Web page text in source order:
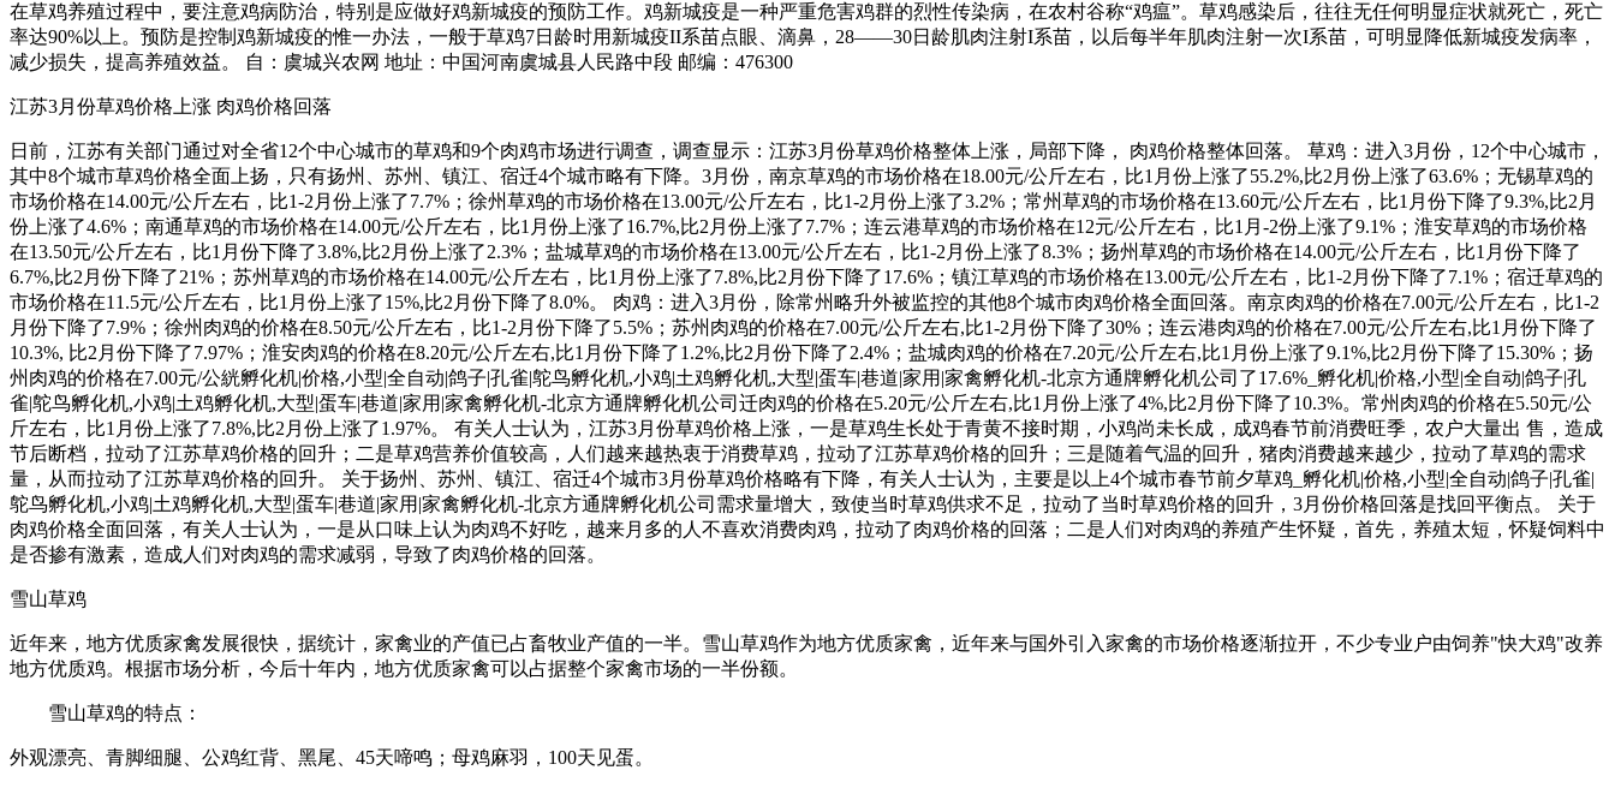
在草鸡养殖过程中，要注意鸡病防治，特别是应做好鸡新城疫的预防工作。鸡新城疫是一种严重危害鸡群的烈性传染病，在农村谷称“鸡瘟”。草鸡感染后，往往无任何明显症状就死亡，死亡
率达90%以上。预防是控制鸡新城疫的惟一办法，一般于草鸡7日龄时用新城疫II系苗点眼、滴鼻，28——30日龄肌肉注射I系苗，以后每半年肌肉注射一次I系苗，可明显降低新城疫发病率，
减少损失，提高养殖效益。 自：虞城兴农网 地址：中国河南虞城县人民路中段 邮编：476300
江苏3月份草鸡价格上涨 肉鸡价格回落
日前，江苏有关部门通过对全省12个中心城市的草鸡和9个肉鸡市场进行调查，调查显示：江苏3月份草鸡价格整体上涨，局部下降， 肉鸡价格整体回落。 草鸡：进入3月份，12个中心城市，
其中8个城市草鸡价格全面上扬，只有扬州、苏州、镇江、宿迁4个城市略有下降。3月份，南京草鸡的市场价格在18.00元/公斤左右，比1月份上涨了55.2%,比2月份上涨了63.6%；无锡草鸡的
市场价格在14.00元/公斤左右，比1-2月份上涨了7.7%；徐州草鸡的市场价格在13.00元/公斤左右，比1-2月份上涨了3.2%；常州草鸡的市场价格在13.60元/公斤左右，比1月份下降了9.3%,比2月
份上涨了4.6%；南通草鸡的市场价格在14.00元/公斤左右，比1月份上涨了16.7%,比2月份上涨了7.7%；连云港草鸡的市场价格在12元/公斤左右，比1月-2份上涨了9.1%；淮安草鸡的市场价格
在13.50元/公斤左右，比1月份下降了3.8%,比2月份上涨了2.3%；盐城草鸡的市场价格在13.00元/公斤左右，比1-2月份上涨了8.3%；扬州草鸡的市场价格在14.00元/公斤左右，比1月份下降了
6.7%,比2月份下降了21%；苏州草鸡的市场价格在14.00元/公斤左右，比1月份上涨了7.8%,比2月份下降了17.6%；镇江草鸡的市场价格在13.00元/公斤左右，比1-2月份下降了7.1%；宿迁草鸡的
市场价格在11.5元/公斤左右，比1月份上涨了15%,比2月份下降了8.0%。 肉鸡：进入3月份，除常州略升外被监控的其他8个城市肉鸡价格全面回落。南京肉鸡的价格在7.00元/公斤左右，比1-2
月份下降了7.9%；徐州肉鸡的价格在8.50元/公斤左右，比1-2月份下降了5.5%；苏州肉鸡的价格在7.00元/公斤左右,比1-2月份下降了30%；连云港肉鸡的价格在7.00元/公斤左右,比1月份下降了
10.3%, 比2月份下降了7.97%；淮安肉鸡的价格在8.20元/公斤左右,比1月份下降了1.2%,比2月份下降了2.4%；盐城肉鸡的价格在7.20元/公斤左右,比1月份上涨了9.1%,比2月份下降了15.30%；扬
州肉鸡的价格在7.00元/公絖孵化机|价格,小型|全自动|鸽子|孔雀|鸵鸟孵化机,小鸡|土鸡孵化机,大型|蛋车|巷道|家用|家禽孵化机-北京方通牌孵化机公司了17.6%_孵化机|价格,小型|全自动|鸽子|孔
雀|鸵鸟孵化机,小鸡|土鸡孵化机,大型|蛋车|巷道|家用|家禽孵化机-北京方通牌孵化机公司迁肉鸡的价格在5.20元/公斤左右,比1月份上涨了4%,比2月份下降了10.3%。常州肉鸡的价格在5.50元/公
斤左右，比1月份上涨了7.8%,比2月份上涨了1.97%。 有关人士认为，江苏3月份草鸡价格上涨，一是草鸡生长处于青黄不接时期，小鸡尚未长成，成鸡春节前消费旺季，农户大量出 售，造成
节后断档，拉动了江苏草鸡价格的回升；二是草鸡营养价值较高，人们越来越热衷于消费草鸡，拉动了江苏草鸡价格的回升；三是随着气温的回升，猪肉消费越来越少，拉动了草鸡的需求
量，从而拉动了江苏草鸡价格的回升。 关于扬州、苏州、镇江、宿迁4个城市3月份草鸡价格略有下降，有关人士认为，主要是以上4个城市春节前夕草鸡_孵化机|价格,小型|全自动|鸽子|孔雀|
鸵鸟孵化机,小鸡|土鸡孵化机,大型|蛋车|巷道|家用|家禽孵化机-北京方通牌孵化机公司需求量增大，致使当时草鸡供求不足，拉动了当时草鸡价格的回升，3月份价格回落是找回平衡点。 关于
肉鸡价格全面回落，有关人士认为，一是从口味上认为肉鸡不好吃，越来月多的人不喜欢消费肉鸡，拉动了肉鸡价格的回落；二是人们对肉鸡的养殖产生怀疑，首先，养殖太短，怀疑饲料中
是否掺有激素，造成人们对肉鸡的需求减弱，导致了肉鸡价格的回落。
雪山草鸡
近年来，地方优质家禽发展很快，据统计，家禽业的产值已占畜牧业产值的一半。雪山草鸡作为地方优质家禽，近年来与国外引入家禽的市场价格逐渐拉开，不少专业户由饲养"快大鸡"改养
地方优质鸡。根据市场分析，今后十年内，地方优质家禽可以占据整个家禽市场的一半份额。
雪山草鸡的特点：
外观漂亮、青脚细腿、公鸡红背、黑尾、45天啼鸣；母鸡麻羽，100天见蛋。